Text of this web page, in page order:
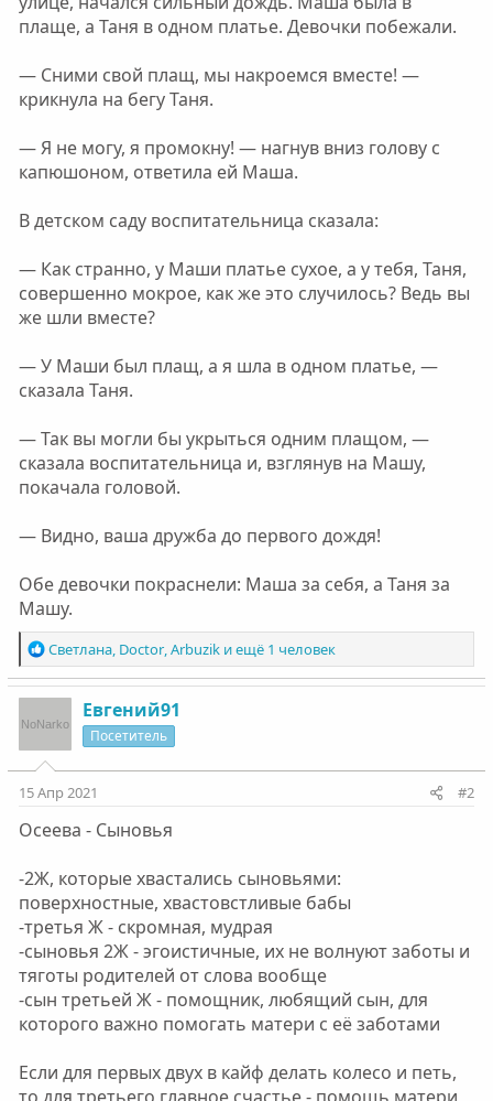
плаще, а Таня в одном платье. Девочки побежали.
— Сними свой плащ, мы накроемся вместе! —
крикнула на бегу Таня.
— Я не могу, я промокну! — нагнув вниз голову с
капюшоном, ответила ей Маша.
В детском саду воспитательница сказала:
— Как странно, у Маши платье сухое, а у тебя, Таня,
совершенно мокрое, как же это случилось? Ведь вы
же шли вместе?
— У Маши был плащ, а я шла в одном платье, —
сказала Таня.
— Так вы могли бы укрыться одним плащом, —
сказала воспитательница и, взглянув на Машу,
покачала головой.
— Видно, ваша дружба до первого дождя!
Обе девочки покраснели: Маша за себя, а Таня за
Машу.
Р
е
а
ц
и
и
:
Светлана, Doctor,Arbuzikи ещё 1 человек
Евгений91
Посетитель
15 Апр 2021 #2
Осеева - Сыновья
-2Ж, которые хвастались сыновьями:
поверхностные, хвастовстливые бабы
-третья Ж - скромная, мудрая
-сыновья 2Ж - эгоистичные, их не волнуют заботы и
тяготы родителей от слова вообще
-сын третьей Ж - помощник, любящий сын, для
которого важно помогать матери с её заботами
Если для первых двух в кайф делать колесо и петь,